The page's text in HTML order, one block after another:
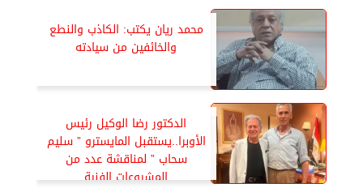
محمد ريان يكتب: الكاذب والنطع
والخائفين من سيادته
الدكتور رضا الوكيل رئيس
الأوبرا..يستقبل المايسترو ” سليم
سحاب ” لمناقشة عدد من
المشروعات الفنية